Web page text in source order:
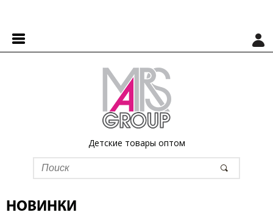
Детские товары оптом
НОВИНКИ